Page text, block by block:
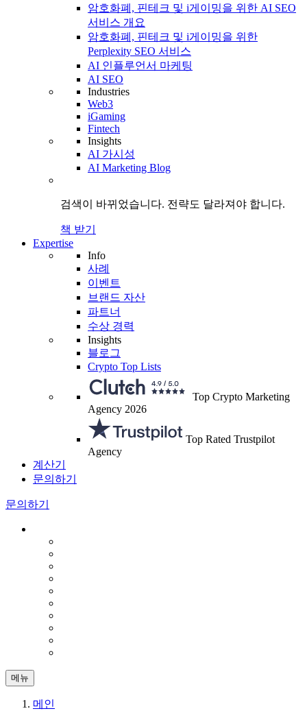
암호화폐, 핀테크 및 i게이밍을 위한 AI SEO
서비스 개요
암호화폐, 핀테크 및 i게이밍을 위한
Perplexity SEO 서비스
AI 인플루언서 마케팅
AI SEO
Industries
Web3
iGaming
Fintech
Insights
AI 가시성
AI Marketing Blog
검색이 바뀌었습니다. 전략도 달라져야 합니다.
책 받기
Expertise
Info
사례
이벤트
브랜드 자산
파트너
수상 경력
Insights
블로그
Crypto Top Lists
Top Crypto Marketing
Agency 2026
Top Rated Trustpilot
Agency
계산기
문의하기
문의하기
메뉴
메인